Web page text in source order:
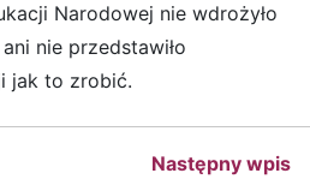
Narodowej nie wdrożyło
nie przedstawiło
jak to zrobić.
Następny wpis